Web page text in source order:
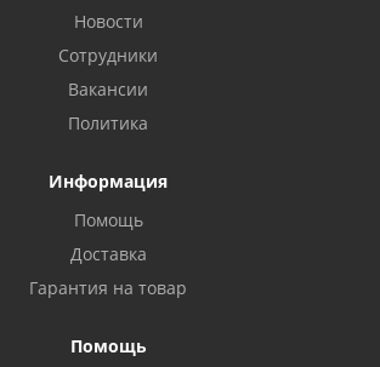
Новости
Сотрудники
Вакансии
Политика
Информация
Помощь
Доставка
Гарантия на товар
Помощь